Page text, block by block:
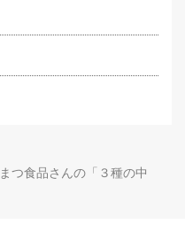
つ食品さんの「３種の中